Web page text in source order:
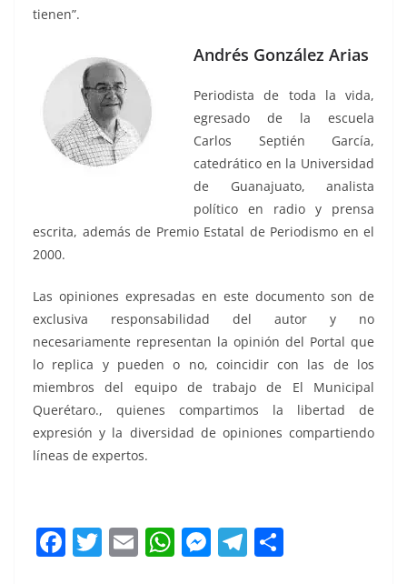
tienen”.
Andrés González Arias
Periodista de toda la vida,
egresado de la escuela
Carlos Septién García,
catedrático en la Universidad
de Guanajuato, analista
político en radio y prensa
escrita, además de Premio Estatal de Periodismo en el
2000.
Las opiniones expresadas en este documento son de
exclusiva responsabilidad del autor y no
necesariamente representan la opinión del Portal que
lo replica y pueden o no, coincidir con las de los
miembros del equipo de trabajo de El Municipal
Querétaro., quienes compartimos la libertad de
expresión y la diversidad de opiniones compartiendo
líneas de expertos.
F T E W M T